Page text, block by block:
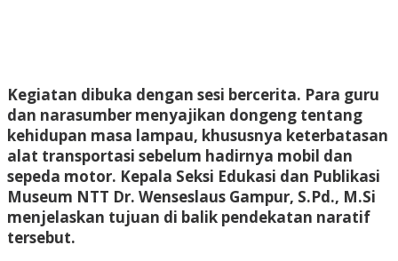
Kegiatan dibuka dengan sesi bercerita. Para guru
dan narasumber menyajikan dongeng tentang
kehidupan masa lampau, khususnya keterbatasan
alat transportasi sebelum hadirnya mobil dan
sepeda motor. Kepala Seksi Edukasi dan Publikasi
Museum NTT Dr. Wenseslaus Gampur, S.Pd., M.Si
menjelaskan tujuan di balik pendekatan naratif
tersebut.